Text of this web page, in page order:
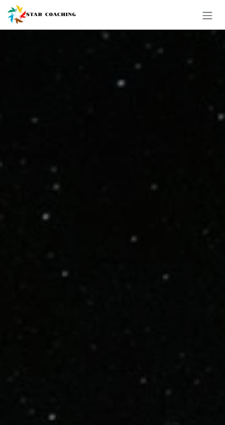
コンテンツへスキップ